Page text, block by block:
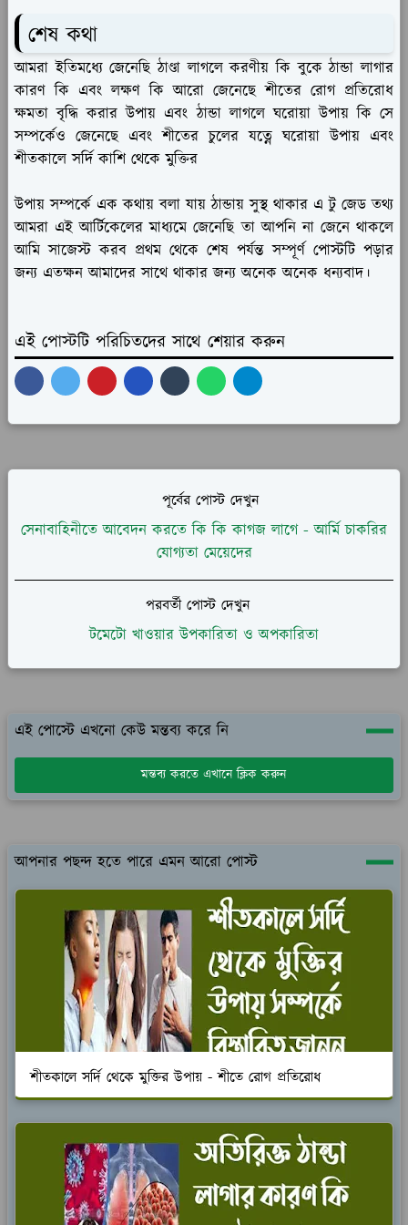
শেষ কথা
আমরা ইতিমধ্যে জেনেছি ঠাণ্ডা লাগলে করণীয় কি বুকে ঠান্ডা লাগার
কারণ কি এবং লক্ষণ কি আরো জেনেছে শীতের রোগ প্রতিরোধ
ক্ষমতা বৃদ্ধি করার উপায় এবং ঠান্ডা লাগলে ঘরোয়া উপায় কি সে
সম্পর্কেও জেনেছে এবং শীতের চুলের যত্নে ঘরোয়া উপায় এবং
শীতকালে সর্দি কাশি থেকে মুক্তির
উপায় সম্পর্কে এক কথায় বলা যায় ঠান্ডায় সুস্থ থাকার এ টু জেড তথ্য
আমরা এই আর্টিকেলের মাধ্যমে জেনেছি তা আপনি না জেনে থাকলে
আমি সাজেস্ট করব প্রথম থেকে শেষ পর্যন্ত সম্পূর্ণ পোস্টটি পড়ার
জন্য এতক্ষন আমাদের সাথে থাকার জন্য অনেক অনেক ধন্যবাদ।
এই পোস্টটি পরিচিতদের সাথে শেয়ার করুন
পূর্বের পোস্ট দেখুন
সেনাবাহিনীতে আবেদন করতে কি কি কাগজ লাগে - আর্মি চাকরির
যোগ্যতা মেয়েদের
পরবর্তী পোস্ট দেখুন
টমেটো খাওয়ার উপকারিতা ও অপকারিতা
এই পোস্টে এখনো কেউ মন্তব্য করে নি
মন্তব্য করতে এখানে ক্লিক করুন
আপনার পছন্দ হতে পারে এমন আরো পোস্ট
শীতকালে সর্দি থেকে মুক্তির উপায় - শীতে রোগ প্রতিরোধ